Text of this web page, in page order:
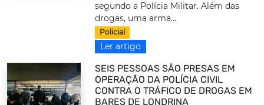
segundo a Polícia Militar. Além das
drogas, uma arma...
Policial
Ler artigo
SEIS PESSOAS SÃO PRESAS EM
OPERAÇÃO DA POLÍCIA CIVIL
CONTRA O TRÁFICO DE DROGAS EM
BARES DE LONDRINA